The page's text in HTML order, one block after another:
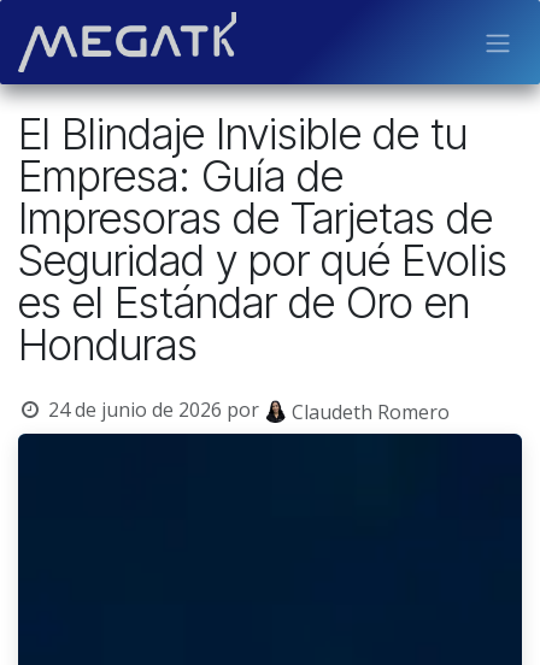
El Blindaje Invisible de tu
Empresa: Guía de
Impresoras de Tarjetas de
Seguridad y por qué Evolis
es el Estándar de Oro en
Honduras
24 de junio de 2026 por Claudeth Romero